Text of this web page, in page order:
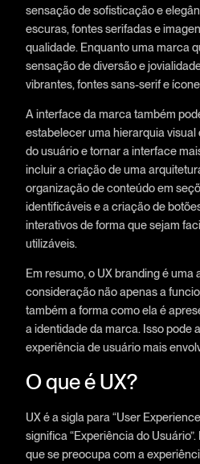
sensação de sofisticação e
escuras, fontes serifadas e
qualidade. Enquanto uma marca
sensação de diversão e
vibrantes, fontes sans-serif e
A interface da marca também
estabelecer uma hierarquia
do usuário e tornar a interface
incluir a criação de uma
organização de conteúdo em
identificáveis e a criação de
interativos de forma que sejam
utilizáveis.
Em resumo, o UX branding é uma
consideração não apenas a
também a forma como ela é
a identidade da marca. Isso pode
experiência de usuário mais
O que é UX?
UX é a sigla para “User
significa “Experiência do
que se preocupa com a